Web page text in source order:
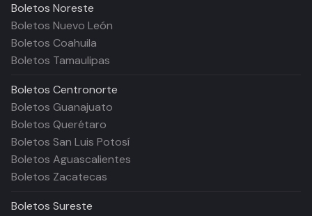
Boletos Noreste
Boletos Nuevo León
Boletos Coahuila
Boletos Tamaulipas
Boletos Centronorte
Boletos Guanajuato
Boletos Querétaro
Boletos San Luis Potosí
Boletos Aguascalientes
Boletos Zacatecas
Boletos Sureste